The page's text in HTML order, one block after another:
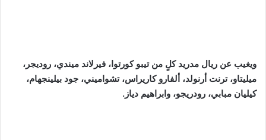
ويغيب عن ريال مدريد كلٍ من تيبو كورتوا، فيرلاند ميندي، روديجر،
ميليتاو، ترنت أرنولد، ألفارو كاريراس، تشواميني، جود بيلينجهام،
كيليان مبابي، رودريجو، وابراهيم دياز.